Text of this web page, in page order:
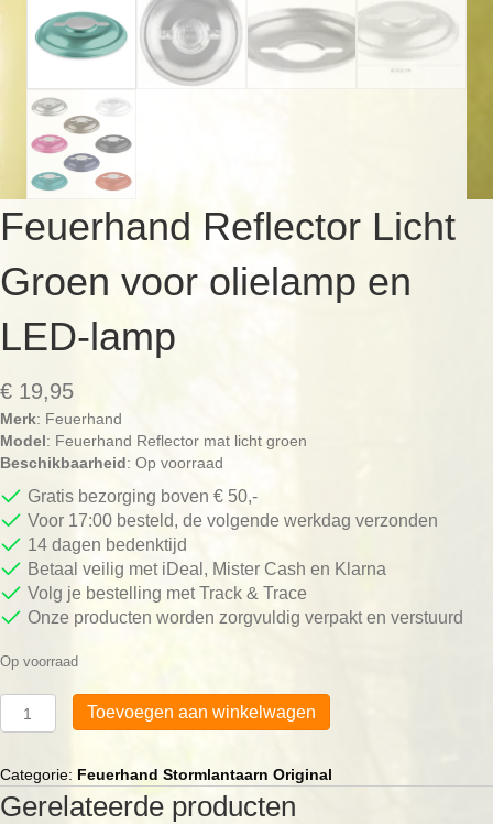
Feuerhand Reflector Licht
Groen voor olielamp en
LED-lamp
€ 19,95
Merk: Feuerhand
Model: Feuerhand Reflector mat licht groen
Beschikbaarheid: Op voorraad
Gratis bezorging boven € 50,-
Voor 17:00 besteld, de volgende werkdag verzonden
14 dagen bedenktijd
Betaal veilig met iDeal, Mister Cash en Klarna
Volg je bestelling met Track & Trace
Onze producten worden zorgvuldig verpakt en verstuurd
Op voorraad
Reflector
Groen
voor
olielamp
Toevoegen aan winkelwagen
Categorie: Feuerhand Stormlantaarn Original
Gerelateerde producten